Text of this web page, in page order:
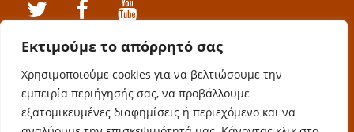
Εκτιμούμε το απόρρητό σας
Χρησιμοποιούμε cookies για να βελτιώσουμε την
εμπειρία περιήγησής σας, να προβάλλουμε
εξατομικευμένες διαφημίσεις ή περιεχόμενο και να
ΣΥΝΕΤΑΙΡΙΣΜΟΣ ΤΑΞΙ ΑΡΤΑΣ
6934 889 462